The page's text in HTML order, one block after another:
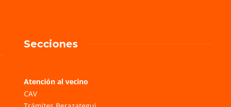
Secciones
Atención al vecino
CAV